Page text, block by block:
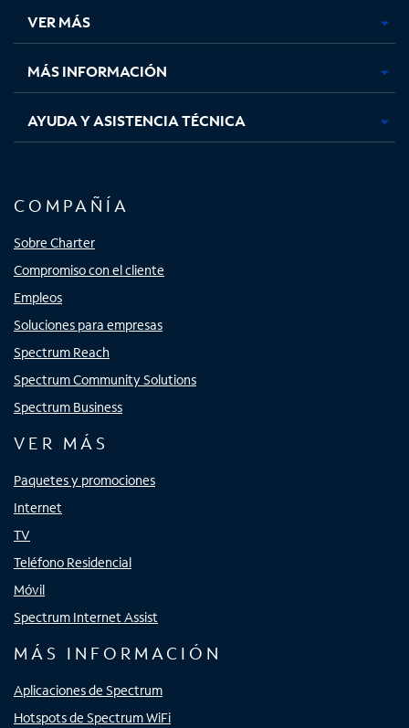
pestaña
nueva
pestaña
nueva
pestaña
nuevanueva
VER MÁS
MÁS INFORMACIÓN
AYUDA Y ASISTENCIA TÉCNICA
COMPAÑÍA
Sobre Charter
Compromiso con el cliente
Empleos
Soluciones para empresas
Spectrum Reach
Spectrum Community Solutions
Spectrum Business
VER MÁS
Paquetes y promociones
Internet
TV
Teléfono Residencial
Móvil
Spectrum Internet Assist
MÁS INFORMACIÓN
Aplicaciones de Spectrum
Hotspots de Spectrum WiFi